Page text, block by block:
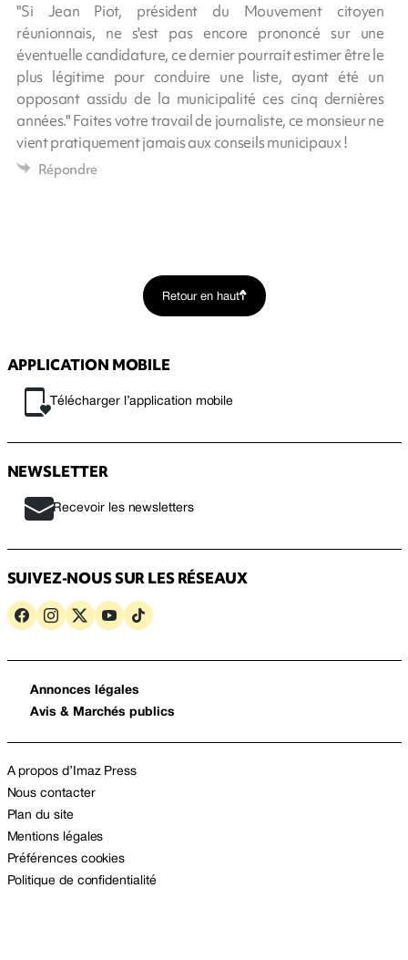
"Si Jean Piot, président du Mouvement citoyen
réunionnais, ne s'est pas encore prononcé sur une
éventuelle candidature, ce dernier pourrait estimer être le
plus légitime pour conduire une liste, ayant été un
opposant assidu de la municipalité ces cinq dernières
années." Faites votre travail de journaliste, ce monsieur ne
vient pratiquement jamais aux conseils municipaux !
Répondre
Retour en haut
APPLICATION MOBILE
Télécharger l’application mobile
NEWSLETTER
Recevoir les newsletters
SUIVEZ-NOUS SUR LES RÉSEAUX
Annonces légales
Avis & Marchés publics
A propos d’Imaz Press
Nous contacter
Plan du site
Mentions légales
Préférences cookies
Politique de confidentialité